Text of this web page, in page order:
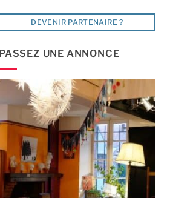
DEVENIR PARTENAIRE ?
PASSEZ UNE ANNONCE